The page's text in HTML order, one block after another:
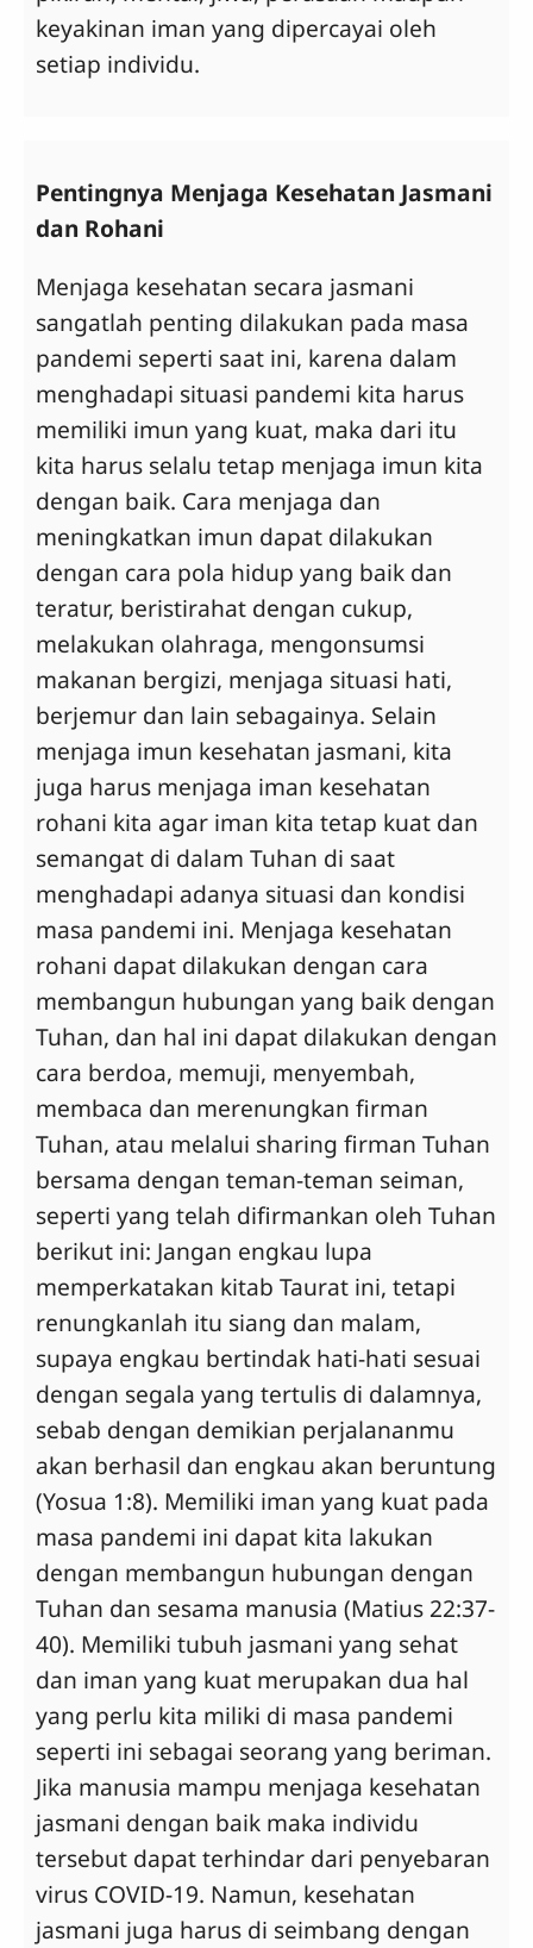
keyakinan iman yang dipercayai oleh
setiap individu.
Pentingnya Menjaga Kesehatan Jasmani
dan Rohani
Menjaga kesehatan secara jasmani
sangatlah penting dilakukan pada masa
pandemi seperti saat ini, karena dalam
menghadapi situasi pandemi kita harus
memiliki imun yang kuat, maka dari itu
kita harus selalu tetap menjaga imun kita
dengan baik. Cara menjaga dan
meningkatkan imun dapat dilakukan
dengan cara pola hidup yang baik dan
teratur, beristirahat dengan cukup,
melakukan olahraga, mengonsumsi
makanan bergizi, menjaga situasi hati,
berjemur dan lain sebagainya. Selain
menjaga imun kesehatan jasmani, kita
juga harus menjaga iman kesehatan
rohani kita agar iman kita tetap kuat dan
semangat di dalam Tuhan di saat
menghadapi adanya situasi dan kondisi
masa pandemi ini. Menjaga kesehatan
rohani dapat dilakukan dengan cara
membangun hubungan yang baik dengan
Tuhan, dan hal ini dapat dilakukan dengan
cara berdoa, memuji, menyembah,
membaca dan merenungkan firman
Tuhan, atau melalui sharing firman Tuhan
bersama dengan teman-teman seiman,
seperti yang telah difirmankan oleh Tuhan
berikut ini: Jangan engkau lupa
memperkatakan kitab Taurat ini, tetapi
renungkanlah itu siang dan malam,
supaya engkau bertindak hati-hati sesuai
dengan segala yang tertulis di dalamnya,
sebab dengan demikian perjalananmu
akan berhasil dan engkau akan beruntung
(Yosua 1:8). Memiliki iman yang kuat pada
masa pandemi ini dapat kita lakukan
dengan membangun hubungan dengan
Tuhan dan sesama manusia (Matius 22:37-
40). Memiliki tubuh jasmani yang sehat
dan iman yang kuat merupakan dua hal
yang perlu kita miliki di masa pandemi
seperti ini sebagai seorang yang beriman.
Jika manusia mampu menjaga kesehatan
jasmani dengan baik maka individu
tersebut dapat terhindar dari penyebaran
virus COVID-19. Namun, kesehatan
jasmani juga harus di seimbang dengan